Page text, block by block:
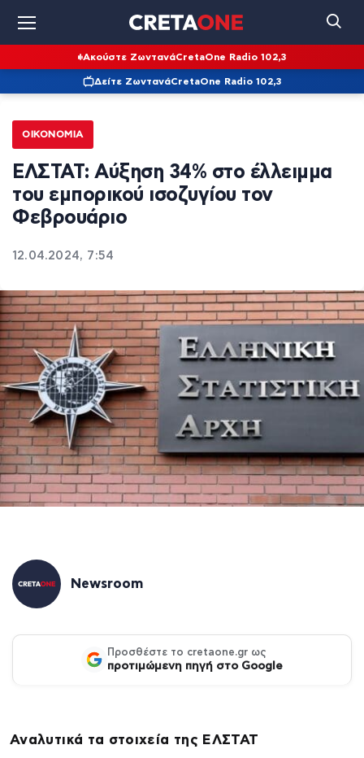
Ακούστε ΖωντανάCretaOne Radio 102,3
Δείτε ΖωντανάCretaOne Radio 102,3
ΟΙΚΟΝΟΜΊΑ
ΕΛΣΤΑΤ: Αύξηση 34% στο έλλειμμα
του εμπορικού ισοζυγίου τον
Φεβρουάριο
12.04.2024, 7:54
Newsroom
Προσθέστε το cretaone.gr ως
προτιμώμενη πηγή στο Google
Αναλυτικά τα στοιχεία της ΕΛΣΤΑΤ